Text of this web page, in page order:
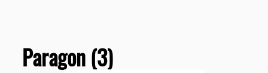
Paragon (3)